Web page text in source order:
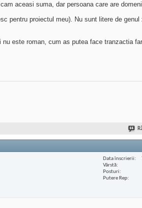
aceasi suma, dar persoana care are
pentru proiectul meu). Nu sunt litere de
este roman, cum as putea face tranzactia
Data înscrierii
Vârstă
Posturi
Putere Rep